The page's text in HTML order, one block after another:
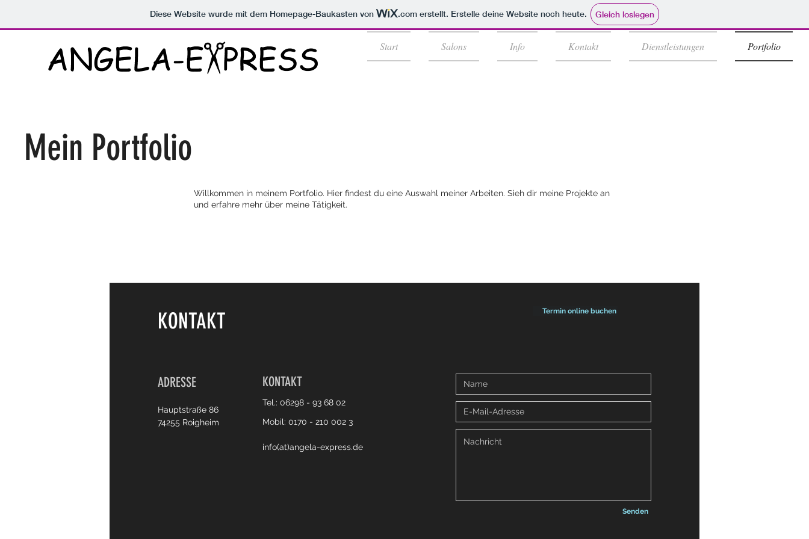
Diese Website wurde mit dem Homepage-Baukasten von .com erstellt. Erstelle deine Website noch heute. Gleich loslegen
Start Salons Info Kontakt Dienstleistungen Portfolio
Mein Portfolio
Willkommen in meinem Portfolio. Hier findest du eine Auswahl meiner Arbeiten. Sieh dir meine Projekte an
und erfahre mehr über meine Tätigkeit.
KONTAKT
ADRESSE
Hauptstraße 86
74255 Roigheim
KONTAKT
Tel.: 06298 - 93 68 02
Mobil: 0170 - 210 002 3
info(at)angela-express.de
Termin online buchen
Senden